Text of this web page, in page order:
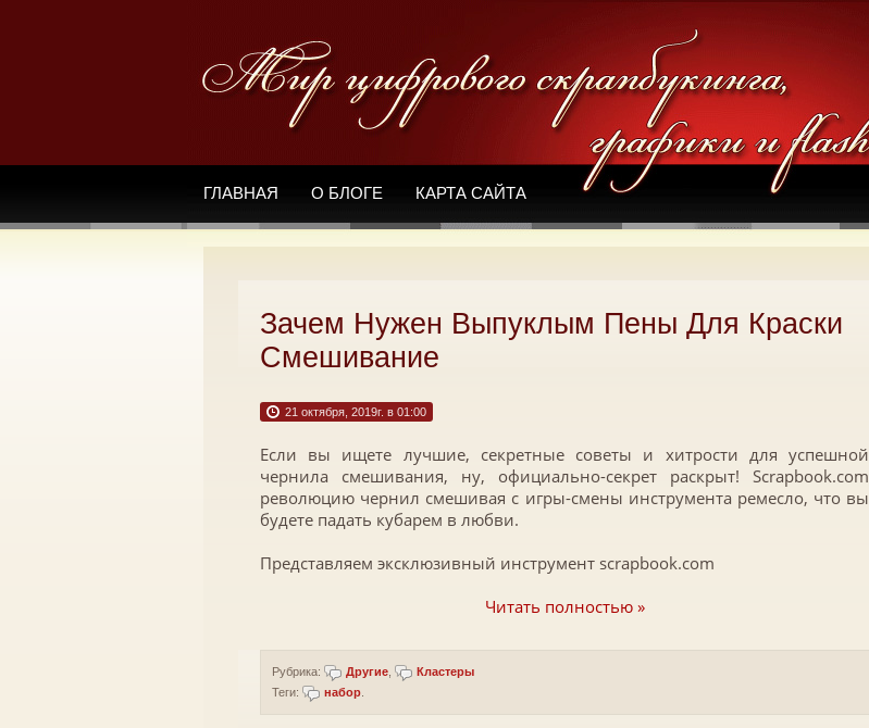
ГЛАВНАЯ О БЛОГЕ КАРТА САЙТА
Зачем Нужен Выпуклым Пены Для Краски
Смешивание
21 октября, 2019г. в 01:00
Если вы ищете лучшие, секретные советы и хитрости для успешной
чернила смешивания, ну, официально-секрет раскрыт! Scrapbook.com
революцию чернил смешивая с игры-смены инструмента ремесло, что вы
будете падать кубарем в любви.
Представляем эксклюзивный инструмент scrapbook.com
Читать полностью »
Рубрика: Другие
Кластеры
Теги:
набор